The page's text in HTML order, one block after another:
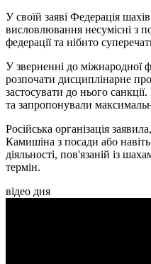
У своїй заяві Федерація
висловлювання несумісні з
федерації та нібито
У зверненні до міжнародної
розпочати дисциплінарне
застосувати до нього
та запропонували
Російська організація
Камишіна з посади або
діяльності, пов'язаній із
термін.
відео дня